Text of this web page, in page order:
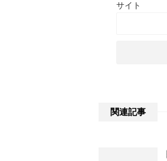
サイト
関連記事